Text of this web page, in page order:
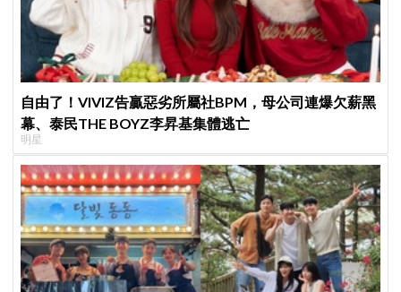
自由了！VIVIZ告贏惡劣所屬社BPM，母公司連爆欠薪黑
幕、泰民THE BOYZ李昇基集體逃亡
明星